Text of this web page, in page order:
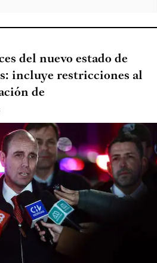
del nuevo estado de
incluye restricciones al
de